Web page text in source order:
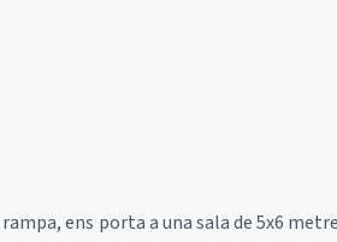
ens porta a una sala de 5x6